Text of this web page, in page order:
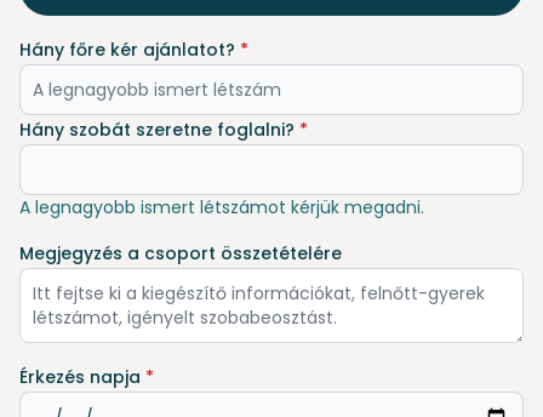
Hány főre kér ajánlatot? *
Hány szobát szeretne foglalni? *
A legnagyobb ismert létszámot kérjük megadni.
Megjegyzés a csoport összetételére
Érkezés napja *